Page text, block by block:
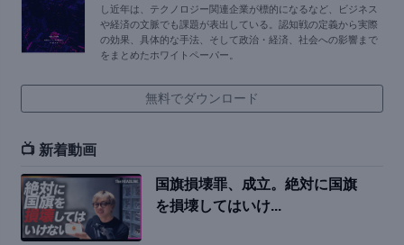
し近年は、テクノロジー関連企業が標的になるなど、ビジネス
や経済の文脈でも課題が表出している。認知戦の定義から実際
の効果、具体的な手法、そして政治・経済、社会への影響まで
をまとめたホワイトペーパー。
無料でダウンロード
📺 新着動画
国旗損壊罪、成立。絶対に国旗
を損壊してはいけ...